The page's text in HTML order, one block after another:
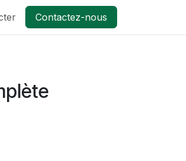
Contactez-nous